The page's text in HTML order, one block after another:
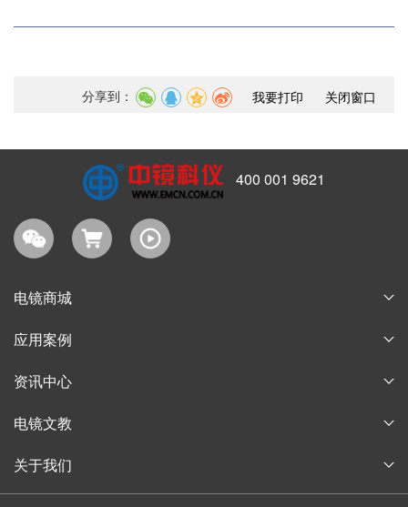
分享到： 我要打印 关闭窗口
400 001 9621
电镜商城
耗材商城
应用案例
论文案例
资讯中心
企业新闻
电镜文教
电子显微镜博物馆
电子显微镜教育
关于我们